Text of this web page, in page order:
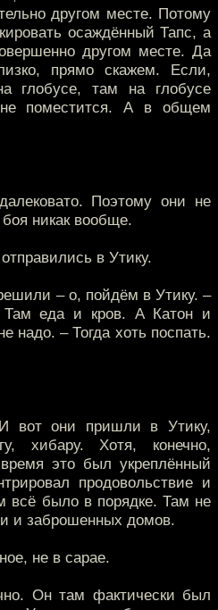
другом месте. Потому
осаждённый Тапс, а
другом месте. Да
прямо скажем. Если,
глобусе, там на глобусе
поместится. А в общем
Поэтому они не
никак вообще.
в Утику.
– о, пойдём в Утику. –
Там еда и кров. А Катон и
надо. – Тогда хоть поспать.
вот они пришли в Утику,
хибару. Хотя, конечно,
это был укреплённый
продовольствие и
всё было в порядке. Там не
и заброшенных домов.
не в сарае.
Он там фактически был